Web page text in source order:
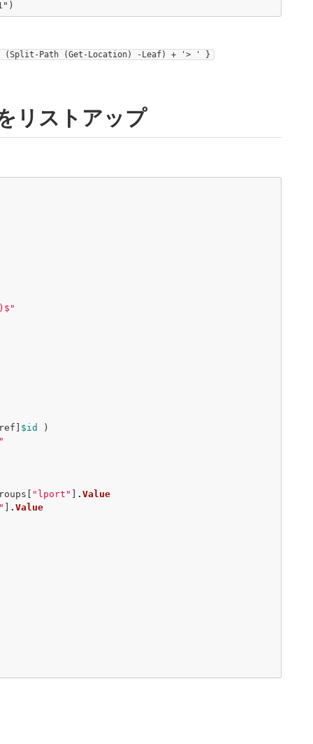
+ (Split-Path (Get-Location) -Leaf) + '> ' }
リストアップ
$id
)
"lport" . Value
. Value